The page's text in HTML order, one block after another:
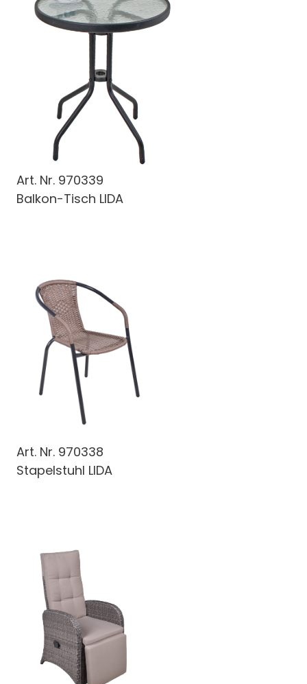
Art. Nr. 970339
Balkon-Tisch LIDA
Art. Nr. 970338
Stapelstuhl LIDA